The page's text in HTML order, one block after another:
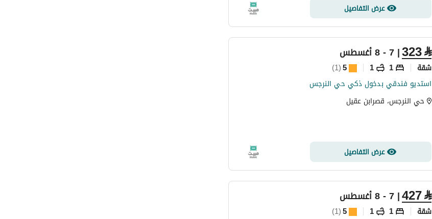
عرض التفاصيل
⃁
323| 7 - 8 أغسطس
شقة 1
1
5
(
1
)
استديو فندقي بدخول ذكي حي النرجس
حي النرجس، قصرابن عقيل
عرض التفاصيل
⃁
427| 7 - 8 أغسطس
شقة 1
1
5
(
1
)